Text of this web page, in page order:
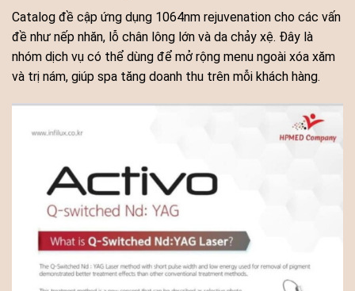
Catalog đề cập ứng dụng 1064nm rejuvenation cho các vấn
đề như nếp nhăn, lỗ chân lông lớn và da chảy xệ. Đây là
nhóm dịch vụ có thể dùng để mở rộng menu ngoài xóa xăm
và trị nám, giúp spa tăng doanh thu trên mỗi khách hàng.